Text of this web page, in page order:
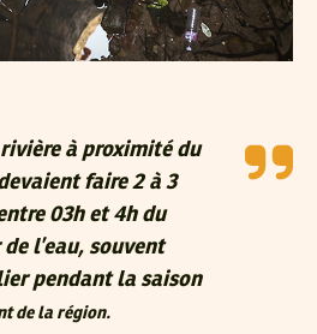
rivière à proximité du
faire 2 à 3
03h et 4h du
l’eau, souvent
pendant la saison
de la région.